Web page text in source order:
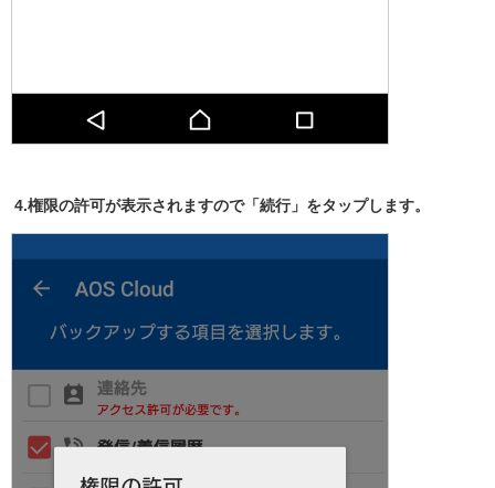
4.権限の許可が表示されますので「続行」をタップします。